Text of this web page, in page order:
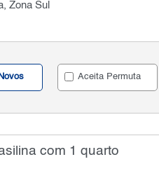
Zona Sul
Aceita Permuta
com 1 quarto